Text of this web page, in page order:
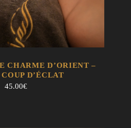
AJOUTER AU PANIER
CHARME D’ORIENT –
D’ÉCLAT
45.00€